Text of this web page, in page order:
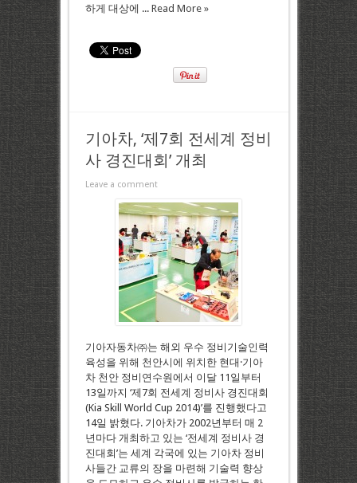
하게 대상에 ... Read More »
기아차, ‘제7회 전세계 정비
사 경진대회’ 개최
Leave a comment
기아자동차㈜는 해외 우수 정비기술인력
육성을 위해 천안시에 위치한 현대·기아
차 천안 정비연수원에서 이달 11일부터
13일까지 ‘제7회 전세계 정비사 경진대회
(Kia Skill World Cup 2014)’를 진행했다고
14일 밝혔다. 기아차가 2002년부터 매 2
년마다 개최하고 있는 ‘전세계 정비사 경
진대회’는 세계 각국에 있는 기아차 정비
사들간 교류의 장을 마련해 기술력 향상